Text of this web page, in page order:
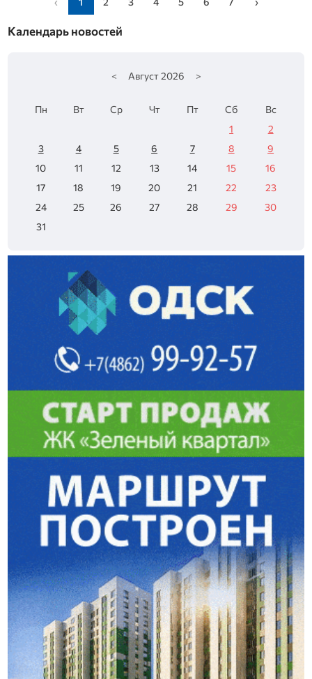
Календарь новостей
< Август 2026 >
Пн Вт Ср Чт Пт Сб
Вс
1
2
3
4 5 6 7 8
9
10
11 12 13 14 15
16
17
18 19 20 21 22
23
24
25 26 27 28 29
30
31